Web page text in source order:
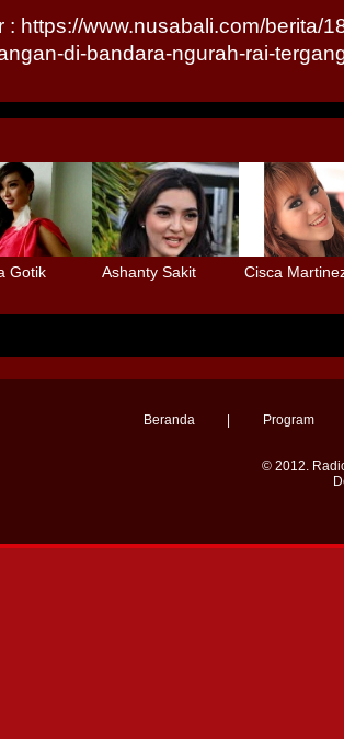
: https://www.nusabali.com/berita/
di-bandara-ngurah-rai-
Gotik
Ashanty Sakit
Otak karena
Cisca
Tidak mau
Beranda Program
© 2012.